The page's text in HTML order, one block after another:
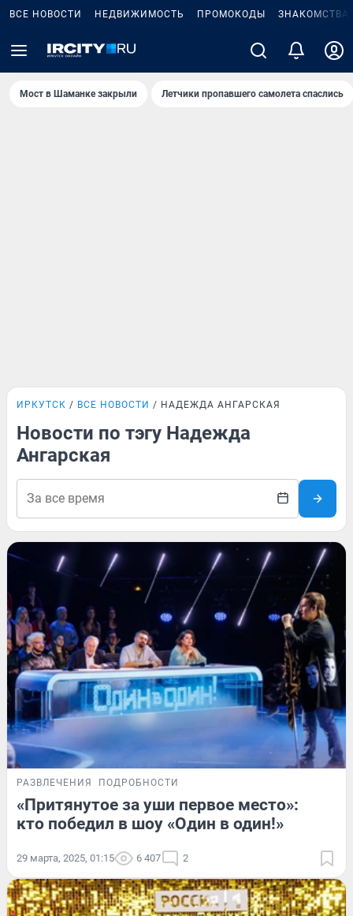
ВСЕ НОВОСТИ НЕДВИЖИМОСТЬ ПРОМОКОДЫ ЗНАКОМСТВА
Мост в Шаманке закрыли Летчики пропавшего самолета спаслись
ИРКУТСК ВСЕ НОВОСТИ НАДЕЖДА АНГАРСКАЯ
Новости по тэгу Надежда
Ангарская
РАЗВЛЕЧЕНИЯ ПОДРОБНОСТИ
«Притянутое за уши первое место»:
кто победил в шоу «Один в один!»
29 марта, 2025, 01:15 6 407 2